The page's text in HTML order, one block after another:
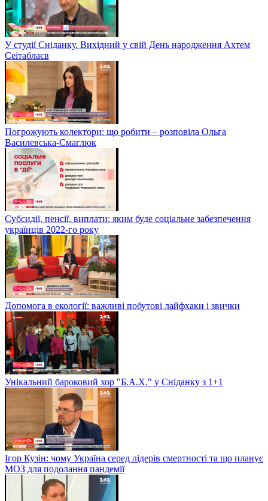
У студії Сніданку. Вихідний у свій День народження Ахтем
Сеітаблаєв
Погрожують колектори: що робити – розповіла Ольга
Василевська-Смаглюк
Субсидії, пенсії, виплати: яким буде соціальне забезпечення
українців 2022-го року
Допомога в екології: важливі побутові лайфхаки і звички
Унікальний бароковий хор "Б.А.Х." у Сніданку з 1+1
Ігор Кузін: чому Україна серед лідерів смертності та що планує
МОЗ для подолання пандемії